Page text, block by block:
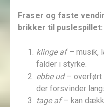
Fraser og faste
brikker til puslespillet:
klinge af– musik,
falder i styrke.
ebbe ud– overført
der forsvinder
tage af– kan